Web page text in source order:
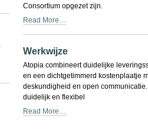
Consortium opgezet zijn.
Read More…
Werkwijze
Atopia combineert duidelijke
en een dichtgetimmerd kostenplaatje
deskundigheid en open
duidelijk en flexibel
Read More…